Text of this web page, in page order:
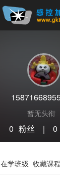
暂无头衔
0 粉丝 ｜ 0
在学班级 收藏课程